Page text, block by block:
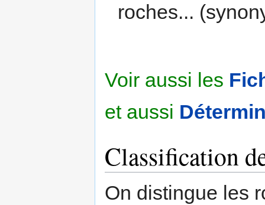
roches...
Voir aussi les
et aussi
Classification
On distingue les